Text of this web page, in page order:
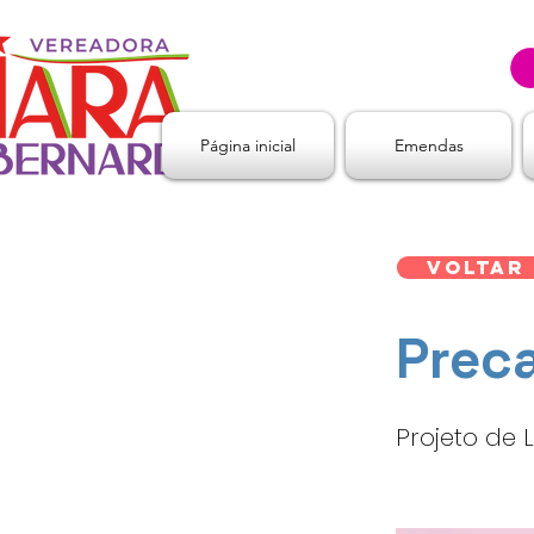
Página inicial Emendas
Voltar
Projeto de